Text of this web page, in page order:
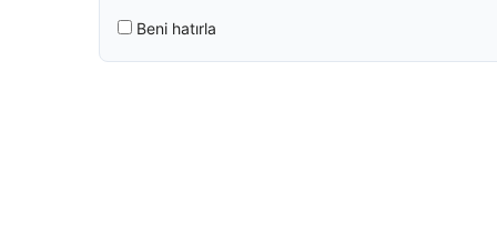
Beni hatırla